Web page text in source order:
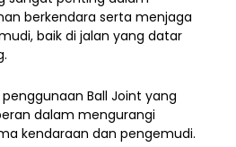
berkendara serta menjaga
baik di jalan yang datar
Ball Joint yang
dalam mengurangi
kendaraan dan pengemudi.